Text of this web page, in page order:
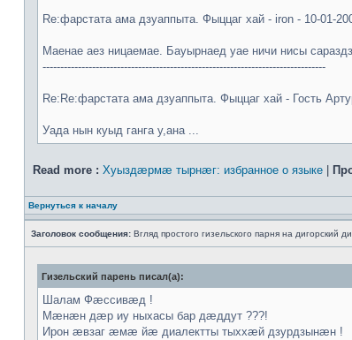
Re:фарстата ама дзуаппыта. Фыццаг хай - iron - 10-01-
Мaeнae aeз ницaeмae. Бауырнaeд уae ничи нисы
--------------------------------------------------------------------------------
Re:Re:фарстата ама дзуаппыта. Фыццаг хай - Гость
Уада нын куыд ганга у,ана ...
Read more : Хуыздæрмæ тырнæг: избранное о языке
Вернуться к началу
Заголовок сообщения: Вгляд простого гизельского парня на дигорский
Гизельский парень писал(а):
Шалам Фæссивæд !
Мæнæн дæр иу ныхасы бар дæддут ???!
Ирон æвзаг æмæ йæ диалектты тыххæй дзурдзынæн !